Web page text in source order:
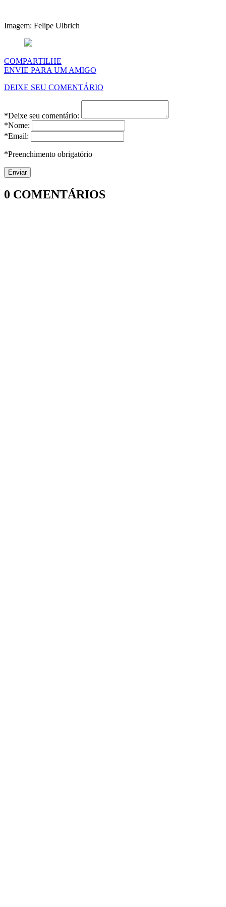
Imagem: Felipe Ulbrich
COMPARTILHE
ENVIE PARA UM AMIGO
DEIXE SEU COMENTÁRIO
*Deixe seu comentário:
*Nome:
*Email:
*Preenchimento obrigatório
0 COMENTÁRIOS